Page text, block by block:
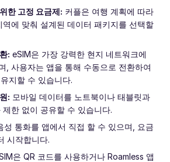
한 고정 요금제: 커플은 여행 계획에 따라
역에 맞춰 설계된 데이터 패키지를 선택할
: eSIM은 가장 강력한 현지 네트워크에
, 사용자는 앱을 통해 수동으로 전환하여
지할 수 있습니다.
: 모바일 데이터를 노트북이나 태블릿과
한 없이 공유할 수 있습니다.
성 통화를 앱에서 직접 할 수 있으며, 요금
시작합니다.
은 QR 코드를 사용하거나 Roamless 앱